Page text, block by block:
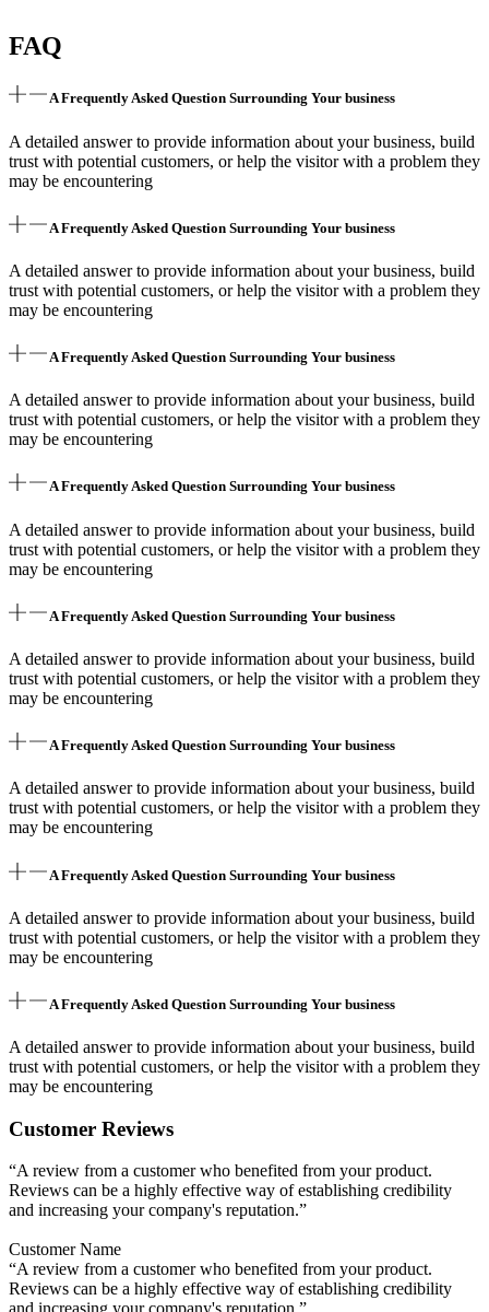
FAQ
A Frequently Asked Question Surrounding Your business
A detailed answer to provide information about your business, build
trust with potential customers, or help the visitor with a problem they
may be encountering
A Frequently Asked Question Surrounding Your business
A detailed answer to provide information about your business, build
trust with potential customers, or help the visitor with a problem they
may be encountering
A Frequently Asked Question Surrounding Your business
A detailed answer to provide information about your business, build
trust with potential customers, or help the visitor with a problem they
may be encountering
A Frequently Asked Question Surrounding Your business
A detailed answer to provide information about your business, build
trust with potential customers, or help the visitor with a problem they
may be encountering
A Frequently Asked Question Surrounding Your business
A detailed answer to provide information about your business, build
trust with potential customers, or help the visitor with a problem they
may be encountering
A Frequently Asked Question Surrounding Your business
A detailed answer to provide information about your business, build
trust with potential customers, or help the visitor with a problem they
may be encountering
A Frequently Asked Question Surrounding Your business
A detailed answer to provide information about your business, build
trust with potential customers, or help the visitor with a problem they
may be encountering
A Frequently Asked Question Surrounding Your business
A detailed answer to provide information about your business, build
trust with potential customers, or help the visitor with a problem they
may be encountering
Customer Reviews
“A review from a customer who benefited from your product.
Reviews can be a highly effective way of establishing credibility
and increasing your company's reputation.”
Customer Name
“A review from a customer who benefited from your product.
Reviews can be a highly effective way of establishing credibility